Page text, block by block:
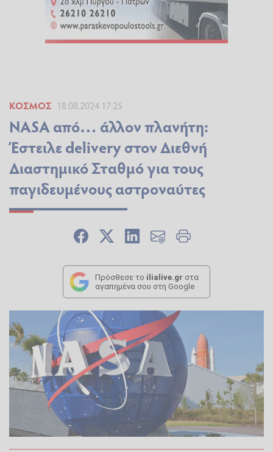
ΚΌΣΜΟΣ 18.08.2024 17:25
NASA από… άλλον πλανήτη:
Έστειλε delivery στον Διεθνή
Διαστημικό Σταθμό για τους
παγιδευμένους αστροναύτες
Πρόσθεσε το ilialive.gr στα
αγαπημένα σου στη Google